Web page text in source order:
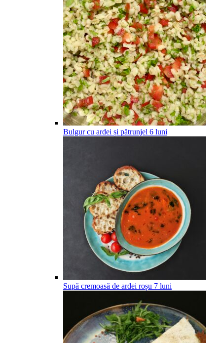
Bulgur cu ardei și pătrunjel 6 luni
Supă cremoasă de ardei roșu 7 luni